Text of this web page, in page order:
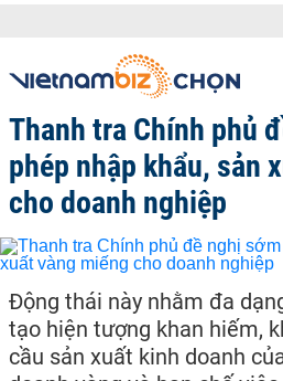
Thanh tra Chính phủ
phép nhập khẩu, sản
cho doanh nghiệp
Động thái này nhằm đa
tạo hiện tượng khan hiếm,
cầu sản xuất kinh doanh